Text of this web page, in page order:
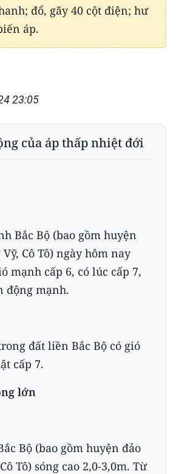
Công nghệ
đổ, gãy 40 cột điện; hư
áp.
23:05
của áp thấp nhiệt đới
Bắc Bộ (bao gồm huyện
Cô Tô) ngày hôm nay
mạnh cấp 6, có lúc cấp 7,
động mạnh.
đất liền Bắc Bộ có gió
cấp 7.
lớn
Bộ (bao gồm huyện đảo
Tô) sóng cao 2,0-3,0m. Từ